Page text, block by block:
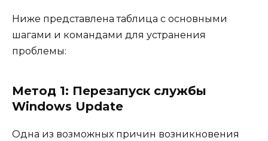
Ниже представлена таблица с основными
шагами и командами для устранения
проблемы:
Метод 1: Перезапуск службы
Windows Update
Одна из возможных причин возникновения